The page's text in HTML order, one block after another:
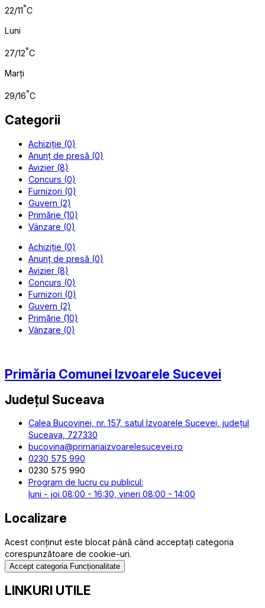
22/11°C
Luni
27/12°C
Marți
29/16°C
Categorii
Achiziție (0)
Anunț de presă (0)
Avizier (8)
Concurs (0)
Furnizori (0)
Guvern (2)
Primărie (10)
Vânzare (0)
Achiziție (0)
Anunț de presă (0)
Avizier (8)
Concurs (0)
Furnizori (0)
Guvern (2)
Primărie (10)
Vânzare (0)
Primăria Comunei Izvoarele Sucevei
Județul Suceava
Calea Bucovinei, nr. 157, satul Izvoarele Sucevei, județul
Suceava, 727330
bucovina@primariaizvoarelesucevei.ro
0230 575 990
0230 575 990
Program de lucru cu publicul:
luni - joi 08:00 - 16:30, vineri 08:00 - 14:00
Localizare
Acest conținut este blocat până când acceptați categoria
corespunzătoare de cookie-uri.
Accept categoria Funcționalitate
LINKURI UTILE